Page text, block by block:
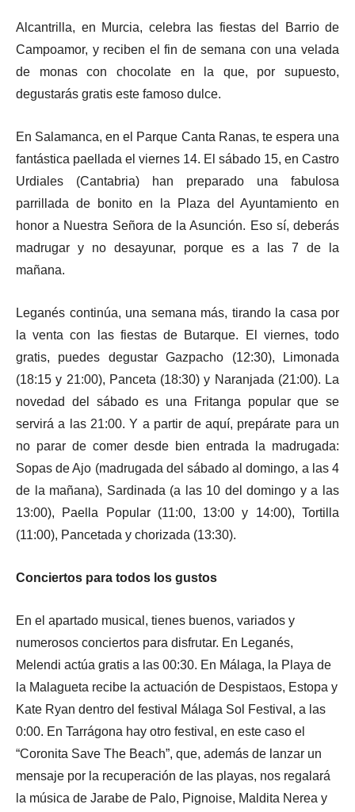
Alcantrilla, en Murcia, celebra las fiestas del Barrio de
Campoamor, y reciben el fin de semana con una velada
de monas con chocolate en la que, por supuesto,
degustarás gratis este famoso dulce.
En Salamanca, en el Parque Canta Ranas, te espera una
fantástica paellada el viernes 14. El sábado 15, en Castro
Urdiales (Cantabria) han preparado una fabulosa
parrillada de bonito en la Plaza del Ayuntamiento en
honor a Nuestra Señora de la Asunción. Eso sí, deberás
madrugar y no desayunar, porque es a las 7 de la
mañana.
Leganés continúa, una semana más, tirando la casa por
la venta con las fiestas de Butarque. El viernes, todo
gratis, puedes degustar Gazpacho (12:30), Limonada
(18:15 y 21:00), Panceta (18:30) y Naranjada (21:00). La
novedad del sábado es una Fritanga popular que se
servirá a las 21:00. Y a partir de aquí, prepárate para un
no parar de comer desde bien entrada la madrugada:
Sopas de Ajo (madrugada del sábado al domingo, a las 4
de la mañana), Sardinada (a las 10 del domingo y a las
13:00), Paella Popular (11:00, 13:00 y 14:00), Tortilla
(11:00), Pancetada y chorizada (13:30).
Conciertos para todos los gustos
En el apartado musical, tienes buenos, variados y
numerosos conciertos para disfrutar. En Leganés,
Melendi actúa gratis a las 00:30. En Málaga, la Playa de
la Malagueta recibe la actuación de Despistaos, Estopa y
Kate Ryan dentro del festival Málaga Sol Festival, a las
0:00. En Tarrágona hay otro festival, en este caso el
“Coronita Save The Beach”, que, además de lanzar un
mensaje por la recuperación de las playas, nos regalará
la música de Jarabe de Palo, Pignoise, Maldita Nerea y